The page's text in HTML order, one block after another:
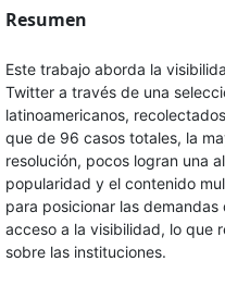
Resumen
Este trabajo aborda la
Twitter a través de una
latinoamericanos,
que de 96 casos totales, la
resolución, pocos logran una
popularidad y el contenido
para posicionar las
acceso a la visibilidad, lo que
sobre las instituciones.